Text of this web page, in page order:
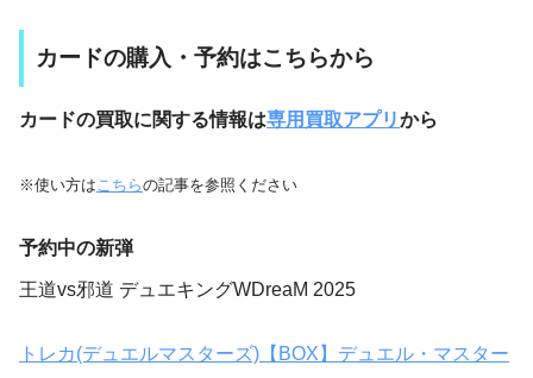
カードの購入・予約はこちらから
カードの買取に関する情報は専用買取アプリから
※使い方はこちらの記事を参照ください
予約中の新弾
王道vs邪道 デュエキングWDreaM 2025
トレカ(デュエルマスターズ)【BOX】デュエル・マスター